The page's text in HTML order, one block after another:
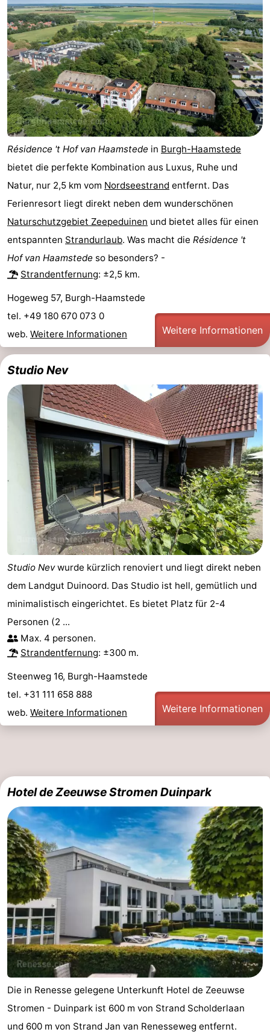
Résidence 't Hof van Haamstede in Burgh-Haamstede
bietet die perfekte Kombination aus Luxus, Ruhe und
Natur, nur 2,5 km vom Nordseestrand entfernt. Das
Ferienresort liegt direkt neben dem wunderschönen
Naturschutzgebiet Zeepeduinen und bietet alles für einen
entspannten Strandurlaub. Was macht die Résidence 't
Hof van Haamstede so besonders? -
Strandentfernung: ±2,5 km.
Hogeweg 57, Burgh-Haamstede
tel. +49 180 670 073 0
web. Weitere Informationen Weitere Informationen
Studio Nev
Studio Nevwurde kürzlich renoviert und liegt direkt neben
dem Landgut Duinoord. Das Studio ist hell, gemütlich und
minimalistisch eingerichtet. Es bietet Platz für 2-4
Personen (2 ...
Max. 4 personen.
Strandentfernung: ±300 m.
Steenweg 16, Burgh-Haamstede
tel. +31 111 658 888
web. Weitere Informationen Weitere Informationen
Hotel de Zeeuwse Stromen Duinpark
Die in Renesse gelegene Unterkunft Hotel de Zeeuwse
Stromen - Duinpark ist 600 m von Strand Scholderlaan
und 600 m von Strand Jan van Renesseweg entfernt.